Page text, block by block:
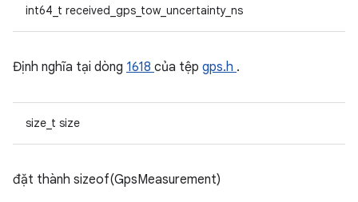
int64_t received_gps_tow_uncertainty_ns
Định nghĩa tại dòng 1618 của tệp gps.h .
size_t size
đặt thành sizeof(GpsMeasurement)